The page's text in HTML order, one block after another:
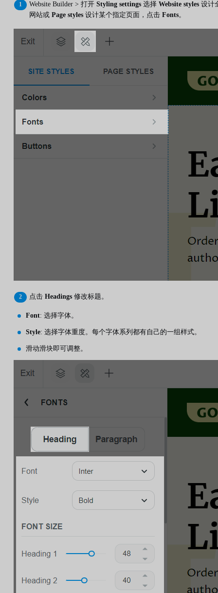
Website Builder > 打开 Styling settings 选择 Website styles 设计
网站或 Page styles 设计某个指定页面，点击 Fonts。
点击 Headings 修改标题。
Font: 选择字体。
Style: 选择字体重度。每个字体系列都有自己的一组样式。
滑动滑块即可调整。